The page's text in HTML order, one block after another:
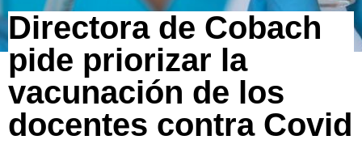
Directora de Cobach
pide priorizar la
vacunación de los
docentes contra Covid